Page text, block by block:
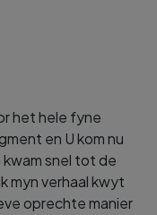
het hele fyne
en U kom nu
snel tot de
myn verhaal kwyt
oprechte manier